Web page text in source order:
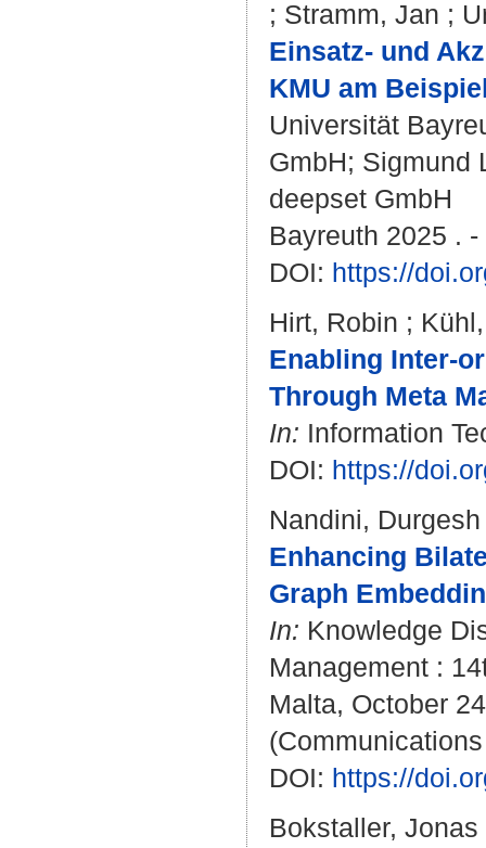
; Stramm, Jan ;
Einsatz- und
KMU am
Universität
GmbH; Sigmund
deepset GmbH
Bayreuth 2025 . -
DOI: https://
Hirt, Robin ;
Enabling Inter-
Through Meta
In: Information
DOI: https://
Nandini, Durgesh
Enhancing
Graph
In: Knowledge
Management :
Malta, October
DOI: https://
Bokstaller, Jonas